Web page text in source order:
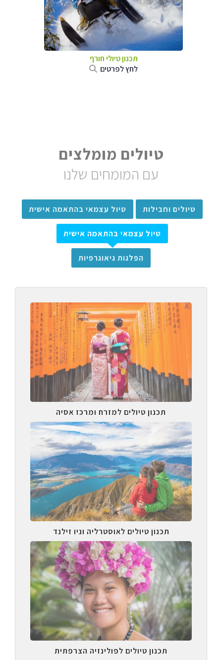
תכנון טיולי חורף
לחץ לפרטים
טיולים מומלצים
עם המומחים שלנו
טיולים וחבילות טיול עצמאי בהתאמה אישית
טיול עצמאי בהתאמה אישית
הפלגות גיאוגרפיות
תכנון טיולים למזרח ומרכז אסיה
תכנון טיולים לאוסטרליה וניו זילנד
תכנון טיולים לפולינזיה הצרפתית